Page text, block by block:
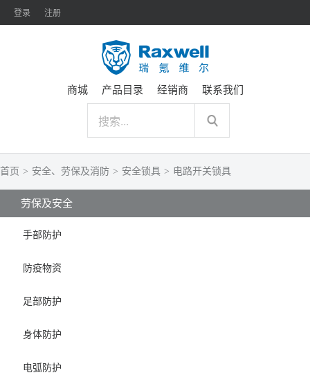
登录 注册
商城 产品目录 经销商 联系我们
首页 > 安全、劳保及消防 > 安全锁具 > 电路开关锁具
劳保及安全
手部防护
防疫物资
足部防护
身体防护
电弧防护